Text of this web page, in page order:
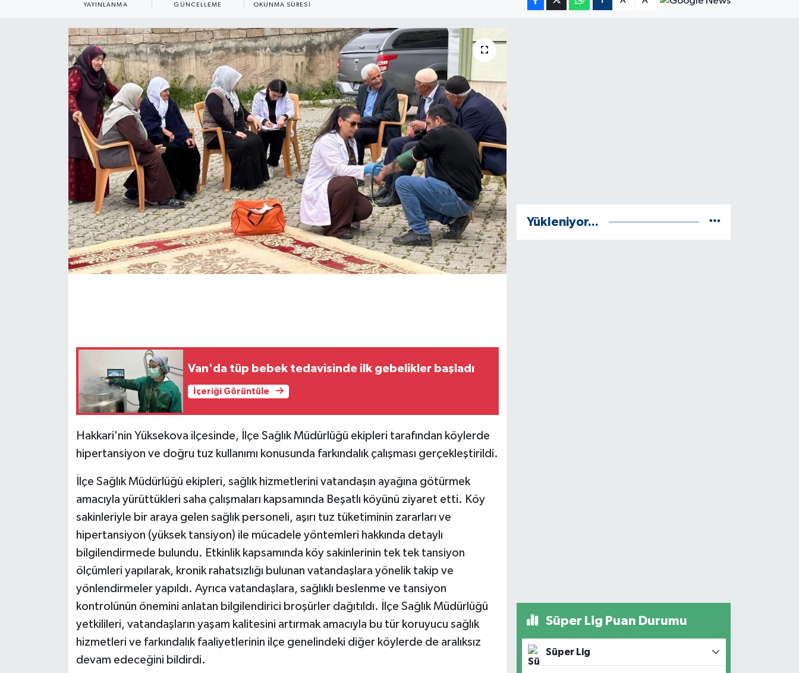
YAYINLANMA GÜNCELLEME OKUNMA SÜRESI
Van'da tüp bebek tedavisinde ilk gebelikler başladı
İçeriği Görüntüle
Hakkari'nin Yüksekova ilçesinde, İlçe Sağlık Müdürlüğü ekipleri tarafından köylerde
hipertansiyon ve doğru tuz kullanımı konusunda farkındalık çalışması gerçekleştirildi.
İlçe Sağlık Müdürlüğü ekipleri, sağlık hizmetlerini vatandaşın ayağına götürmek
amacıyla yürüttükleri saha çalışmaları kapsamında Beşatlı köyünü ziyaret etti. Köy
sakinleriyle bir araya gelen sağlık personeli, aşırı tuz tüketiminin zararları ve
hipertansiyon (yüksek tansiyon) ile mücadele yöntemleri hakkında detaylı
bilgilendirmede bulundu. Etkinlik kapsamında köy sakinlerinin tek tek tansiyon
ölçümleri yapılarak, kronik rahatsızlığı bulunan vatandaşlara yönelik takip ve
yönlendirmeler yapıldı. Ayrıca vatandaşlara, sağlıklı beslenme ve tansiyon
kontrolünün önemini anlatan bilgilendirici broşürler dağıtıldı. İlçe Sağlık Müdürlüğü
yetkilileri, vatandaşların yaşam kalitesini artırmak amacıyla bu tür koruyucu sağlık
hizmetleri ve farkındalık faaliyetlerinin ilçe genelindeki diğer köylerde de aralıksız
devam edeceğini bildirdi.
Yükleniyor...
Süper Lig Puan Durumu
Süper Lig
Dış Haberler
EĞİTİM
EKONOMİ
English News
Flaş Haber
Gayrimenkul
HABERDE İNSAN
Jandarma
KÜLTÜR SANAT
MAGAZİN
Otomobil
POLİTİKA